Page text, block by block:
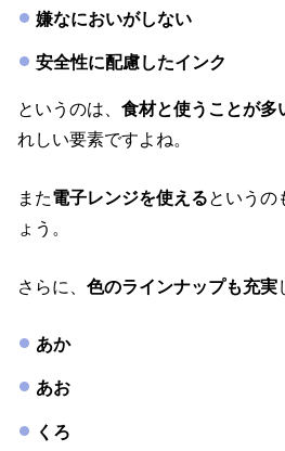
嫌なにおいがしない
安全性に配慮したインク
というのは、食材と使うことが多
れしい要素ですよね。
また電子レンジを使えるというの
ょう。
さらに、色のラインナップも充実
あか
あお
くろ